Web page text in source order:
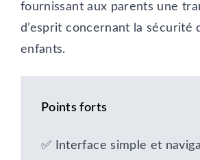
fournissant aux parents une
d’esprit concernant la sécurité
enfants.
Points forts
✅ Interface simple et